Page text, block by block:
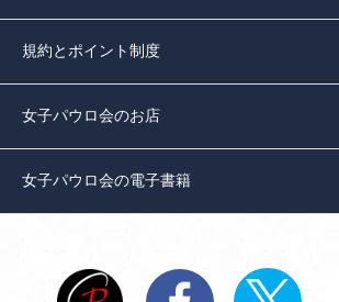
規約とポイント制度
女子パウロ会のお店
女子パウロ会の電子書籍